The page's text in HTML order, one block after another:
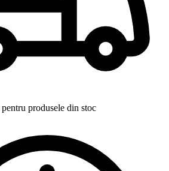
pentru produsele din stoc